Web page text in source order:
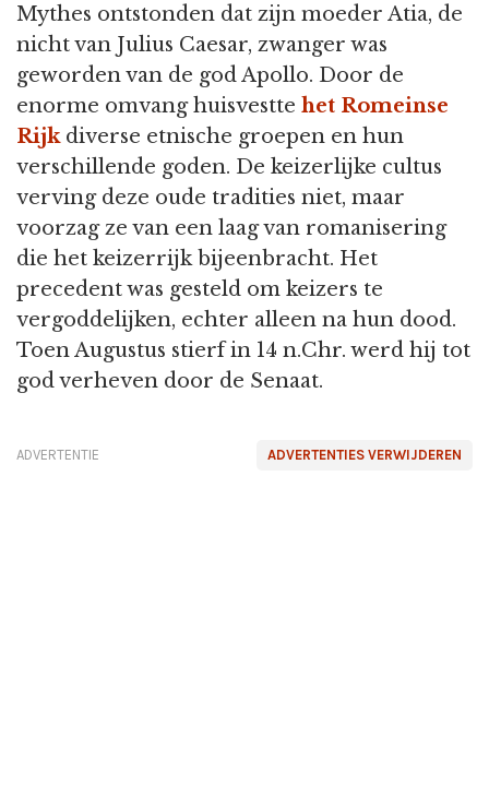
Mythes ontstonden dat zijn moeder Atia, de
nicht van Julius Caesar, zwanger was
geworden van de god Apollo. Door de
enorme omvang huisvestte het Romeinse
Rijkdiverse etnische groepen en hun
verschillende goden. De keizerlijke cultus
verving deze oude tradities niet, maar
voorzag ze van een laag van romanisering
die het keizerrijk bijeenbracht. Het
precedent was gesteld om keizers te
vergoddelijken, echter alleen na hun dood.
Toen Augustus stierf in 14 n.Chr. werd hij tot
god verheven door de Senaat.
ADVERTENTIES VERWIJDEREN
ADVERTENTIE